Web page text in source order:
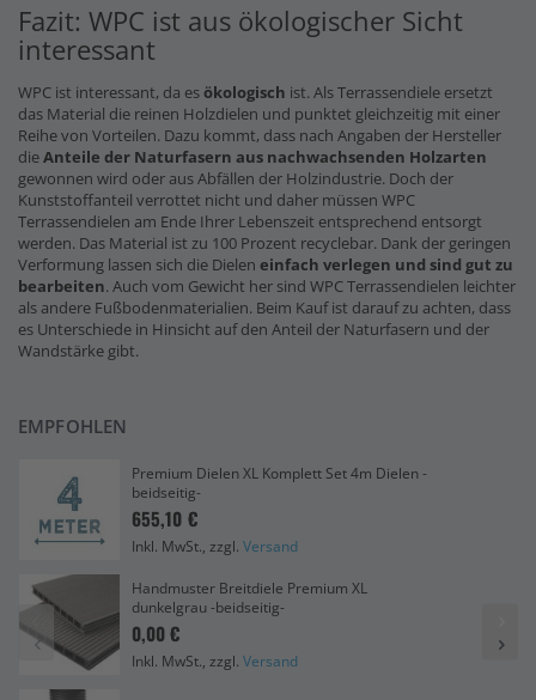
Fazit: WPC ist aus ökologischer Sicht
interessant
WPC ist interessant, da esökologisch ist. Als Terrassendiele ersetzt
das Material die reinen Holzdielen und punktet gleichzeitig mit einer
Reihe von Vorteilen. Dazu kommt, dass nach Angaben der Hersteller
dieAnteile der Naturfasern aus nachwachsenden Holzarten
gewonnen wird oder aus Abfällen der Holzindustrie. Doch der
Kunststoffanteil verrottet nicht und daher müssen WPC
Terrassendielen am Ende Ihrer Lebenszeit entsprechend entsorgt
werden. Das Material ist zu 100 Prozent recyclebar. Dank der geringen
Verformung lassen sich die Dielen einfach verlegen und sind gut zu
bearbeiten. Auch vom Gewicht her sind WPC Terrassendielen leichter
als andere Fußbodenmaterialien. Beim Kauf ist darauf zu achten, dass
es Unterschiede in Hinsicht auf den Anteil der Naturfasern und der
Wandstärke gibt.
EMPFOHLEN
Premium Dielen XL Komplett Set 4m Dielen -
beidseitig-
655,10 €
Inkl. MwSt., zzgl. Versand
Handmuster Breitdiele Premium XL
dunkelgrau -beidseitig-
0,00 €
Inkl. MwSt., zzgl. Versand